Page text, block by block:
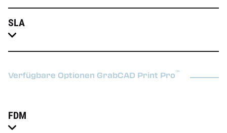
SLA
Verfügbare Optionen GrabCAD Print Pro™
FDM